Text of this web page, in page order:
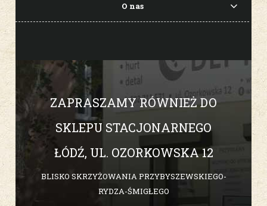
O nas
ZAPRASZAMY RÓWNIEŻ DO
SKLEPU STACJONARNEGO
ŁÓDŹ, UL. OZORKOWSKA 12
BLISKO SKRZYŻOWANIA PRZYBYSZEWSKIEGO-
RYDZA-ŚMIGŁEGO